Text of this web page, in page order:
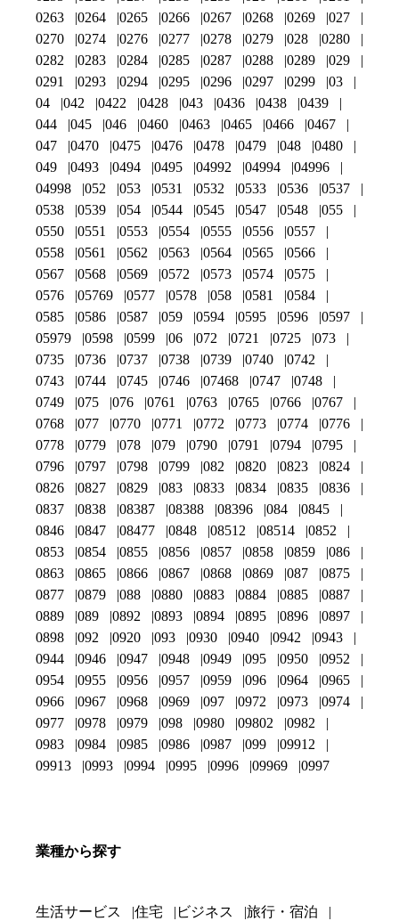
0263
0264 0265 0266 0267 0268 0269
027
0270
0274 0276 0277 0278 0279 028
0280
0282
0283 0284 0285 0287 0288 0289
029
0291
0293 0294 0295 0296 0297 0299
03
04
042 0422 0428 043 0436 0438
0439
044
045 046 0460 0463 0465 0466
0467
047
0470 0475 0476 0478 0479 048
0480
049
0493 0494 0495 04992 04994
04996
04998
052 053 0531 0532 0533 0536
0537
0538
0539 054 0544 0545 0547 0548
055
0550
0551 0553 0554 0555 0556
0557
0558
0561 0562 0563 0564 0565
0566
0567
0568 0569 0572 0573 0574
0575
0576
05769 0577 0578 058 0581
0584
0585
0586 0587 059 0594 0595 0596
0597
05979
0598 0599 06 072 0721 0725
073
0735
0736 0737 0738 0739 0740
0742
0743
0744 0745 0746 07468 0747
0748
0749
075 076 0761 0763 0765 0766
0767
0768
077 0770 0771 0772 0773 0774
0776
0778
0779 078 079 0790 0791 0794
0795
0796
0797 0798 0799 082 0820 0823
0824
0826
0827 0829 083 0833 0834 0835
0836
0837
0838 08387 08388 08396 084
0845
0846
0847 08477 0848 08512 08514
0852
0853
0854 0855 0856 0857 0858 0859
086
0863
0865 0866 0867 0868 0869 087
0875
0877
0879 088 0880 0883 0884 0885
0887
0889
089 0892 0893 0894 0895 0896
0897
0898
092 0920 093 0930 0940 0942
0943
0944
0946 0947 0948 0949 095 0950
0952
0954
0955 0956 0957 0959 096 0964
0965
0966
0967 0968 0969 097 0972 0973
0974
0977
0978 0979 098 0980 09802
0982
0983
0984 0985 0986 0987 099
09912
09913
0993 0994 0995 0996 09969 0997
業種から探す
生活サービス 住宅 ビジネス
旅行・宿泊